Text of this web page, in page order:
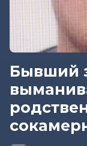
Бывший